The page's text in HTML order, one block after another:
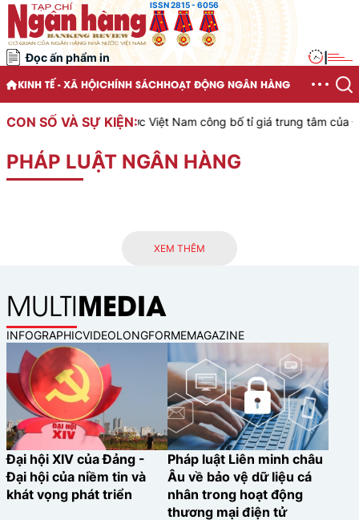
ISSN 2815 - 6056
Đọc ấn phẩm in
KINH TẾ - XÃ HỘICHÍNH SÁCHHOẠT ĐỘNG NGÂN HÀNG
CON SỐ VÀ SỰ KIỆN:
hàng Nhà nước Việt Nam công bố tỉ giá trung tâm của Đồng
PHÁP LUẬT NGÂN HÀNG
XEM THÊM
MULTIMEDIA
INFOGRAPHICVIDEOLONGFORMEMAGAZINE
Đại hội XIV của Đảng -
Đại hội của niềm tin và
khát vọng phát triển
Pháp luật Liên minh châu
Âu về bảo vệ dữ liệu cá
nhân trong hoạt động
thương mại điện tử